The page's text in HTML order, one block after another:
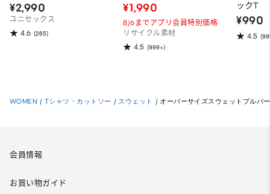
¥2,990
ユニセックス
4.6 (265)
¥1,990
8/6までアプリ会員特別価格
リサイクル素材
4.5 (999+)
ックT
¥990
4.5
WOMEN / Tシャツ・カットソー / スウェット / オーバーサイズスウェットプルパ
会員情報
お買い物ガイド